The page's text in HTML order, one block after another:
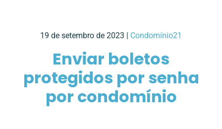
19 de setembro de 2023 | Condomínio21
Enviar boletos
protegidos por senha
por condomínio